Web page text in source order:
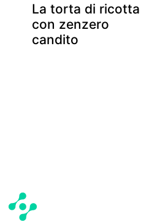
La torta di ricotta
con zenzero
candito